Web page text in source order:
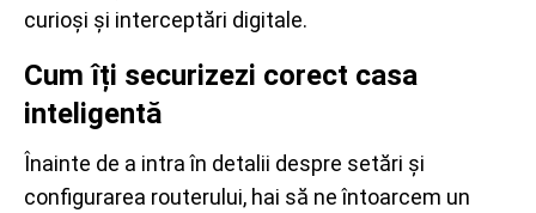
curioși și interceptări digitale.
Cum îți securizezi corect casa
inteligentă
Înainte de a intra în detalii despre setări și
configurarea routerului, hai să ne întoarcem un